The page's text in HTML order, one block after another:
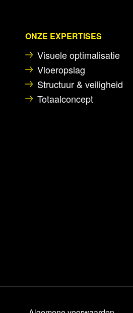
ONZE EXPERTISES
Visuele optimalisatie
Vloeropslag
Structuur & veiligheid
Totaalconcept